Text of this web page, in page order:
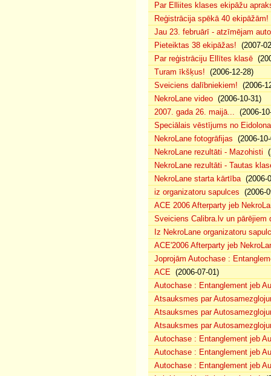
Par Elliites klases ekipāžu
Reģistrācija spēkā 40 ekipāžām!
Jau 23. februārī - atzīmējam
Pieteiktas 38 ekipāžas! (2007-
Par reģistrāciju Ellītes klasē
Turam īkšķus! (2006-12-28)
Sveiciens dalībniekiem! (2006-
NekroLane video (2006-10-31)
2007. gada 26. maijā... (2006-
Speciālais vēstījums no Eidolona
NekroLane fotogrāfijas (2006-
NekroLane rezultāti - Mazohisti
NekroLane rezultāti - Tautas
NekroLane starta kārtība(2006-
iz organizatoru sapulces (2006-
ACE 2006 Afterparty jeb
Sveiciens Calibra.lv un pārējiem
Iz NekroLane organizatoru
ACE'2006 Afterparty jeb
Joprojām Autochase :
ACE (2006-07-01)
Autochase : Entanglement jeb
Atsauksmes par
Atsauksmes par
Atsauksmes par
Autochase : Entanglement jeb
Autochase : Entanglement jeb
Autochase : Entanglement jeb